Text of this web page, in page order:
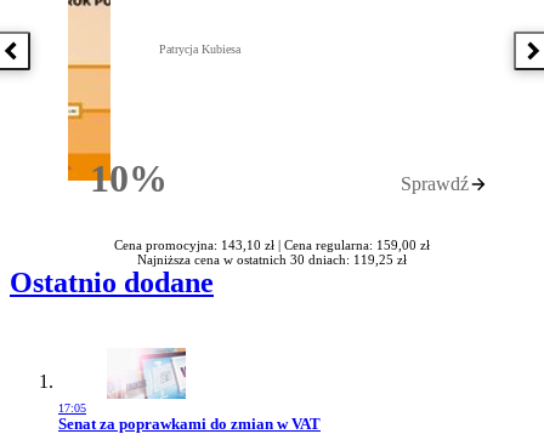
Poprzednia książka
10%Rabatu
Patrycja Kubiesa
Sprawdź
Cena promocyjna: 143,10 zł | Cena regularna: 159,00 zł
Najniższa cena w ostatnich 30 dniach: 119,25 zł
Ostatnio dodane
17:05
Przejdź do artykułu:
Senat za poprawkami do zmian w VAT